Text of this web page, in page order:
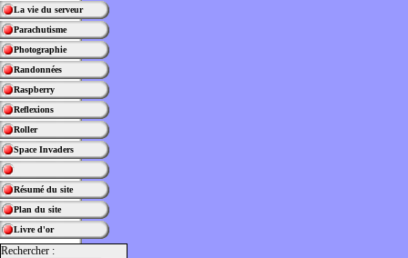
La vie du serveur
Parachutisme
Photographie
Randonnées
Raspberry
Reflexions
Roller
Space Invaders
Résumé du site
Plan du site
Livre d'or
Rechercher :